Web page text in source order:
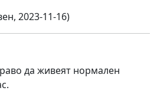
2023-11-16)
да живеят нормален